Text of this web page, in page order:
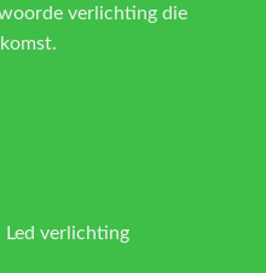
verlichting die
verlichting